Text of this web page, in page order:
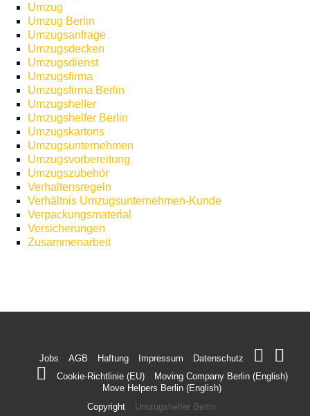
Umzug
Umzug Berlin
Umzugsanfrage
Umzugsdecken
Umzugsdienst
Umzugsfirma
Umzugsfirma Berlin
Umzugshelfer
Umzugshelfer Berlin
Umzugskartons
Umzugsunternehmen
Umzugsvorbereitung
Umzugszubehör
Verhaltensregeln
Verhältnis Umzugsunternehmen-Kunde
Verpackungsmaterial
Versicherungen
Zusammenarbeit
Copyright Umzugshelfer Berlin
Jobs AGB Haftung Impressum
Datenschutz
Cookie-Richtlinie (EU)
Moving Company Berlin (English)
Move Helpers Berlin (English)